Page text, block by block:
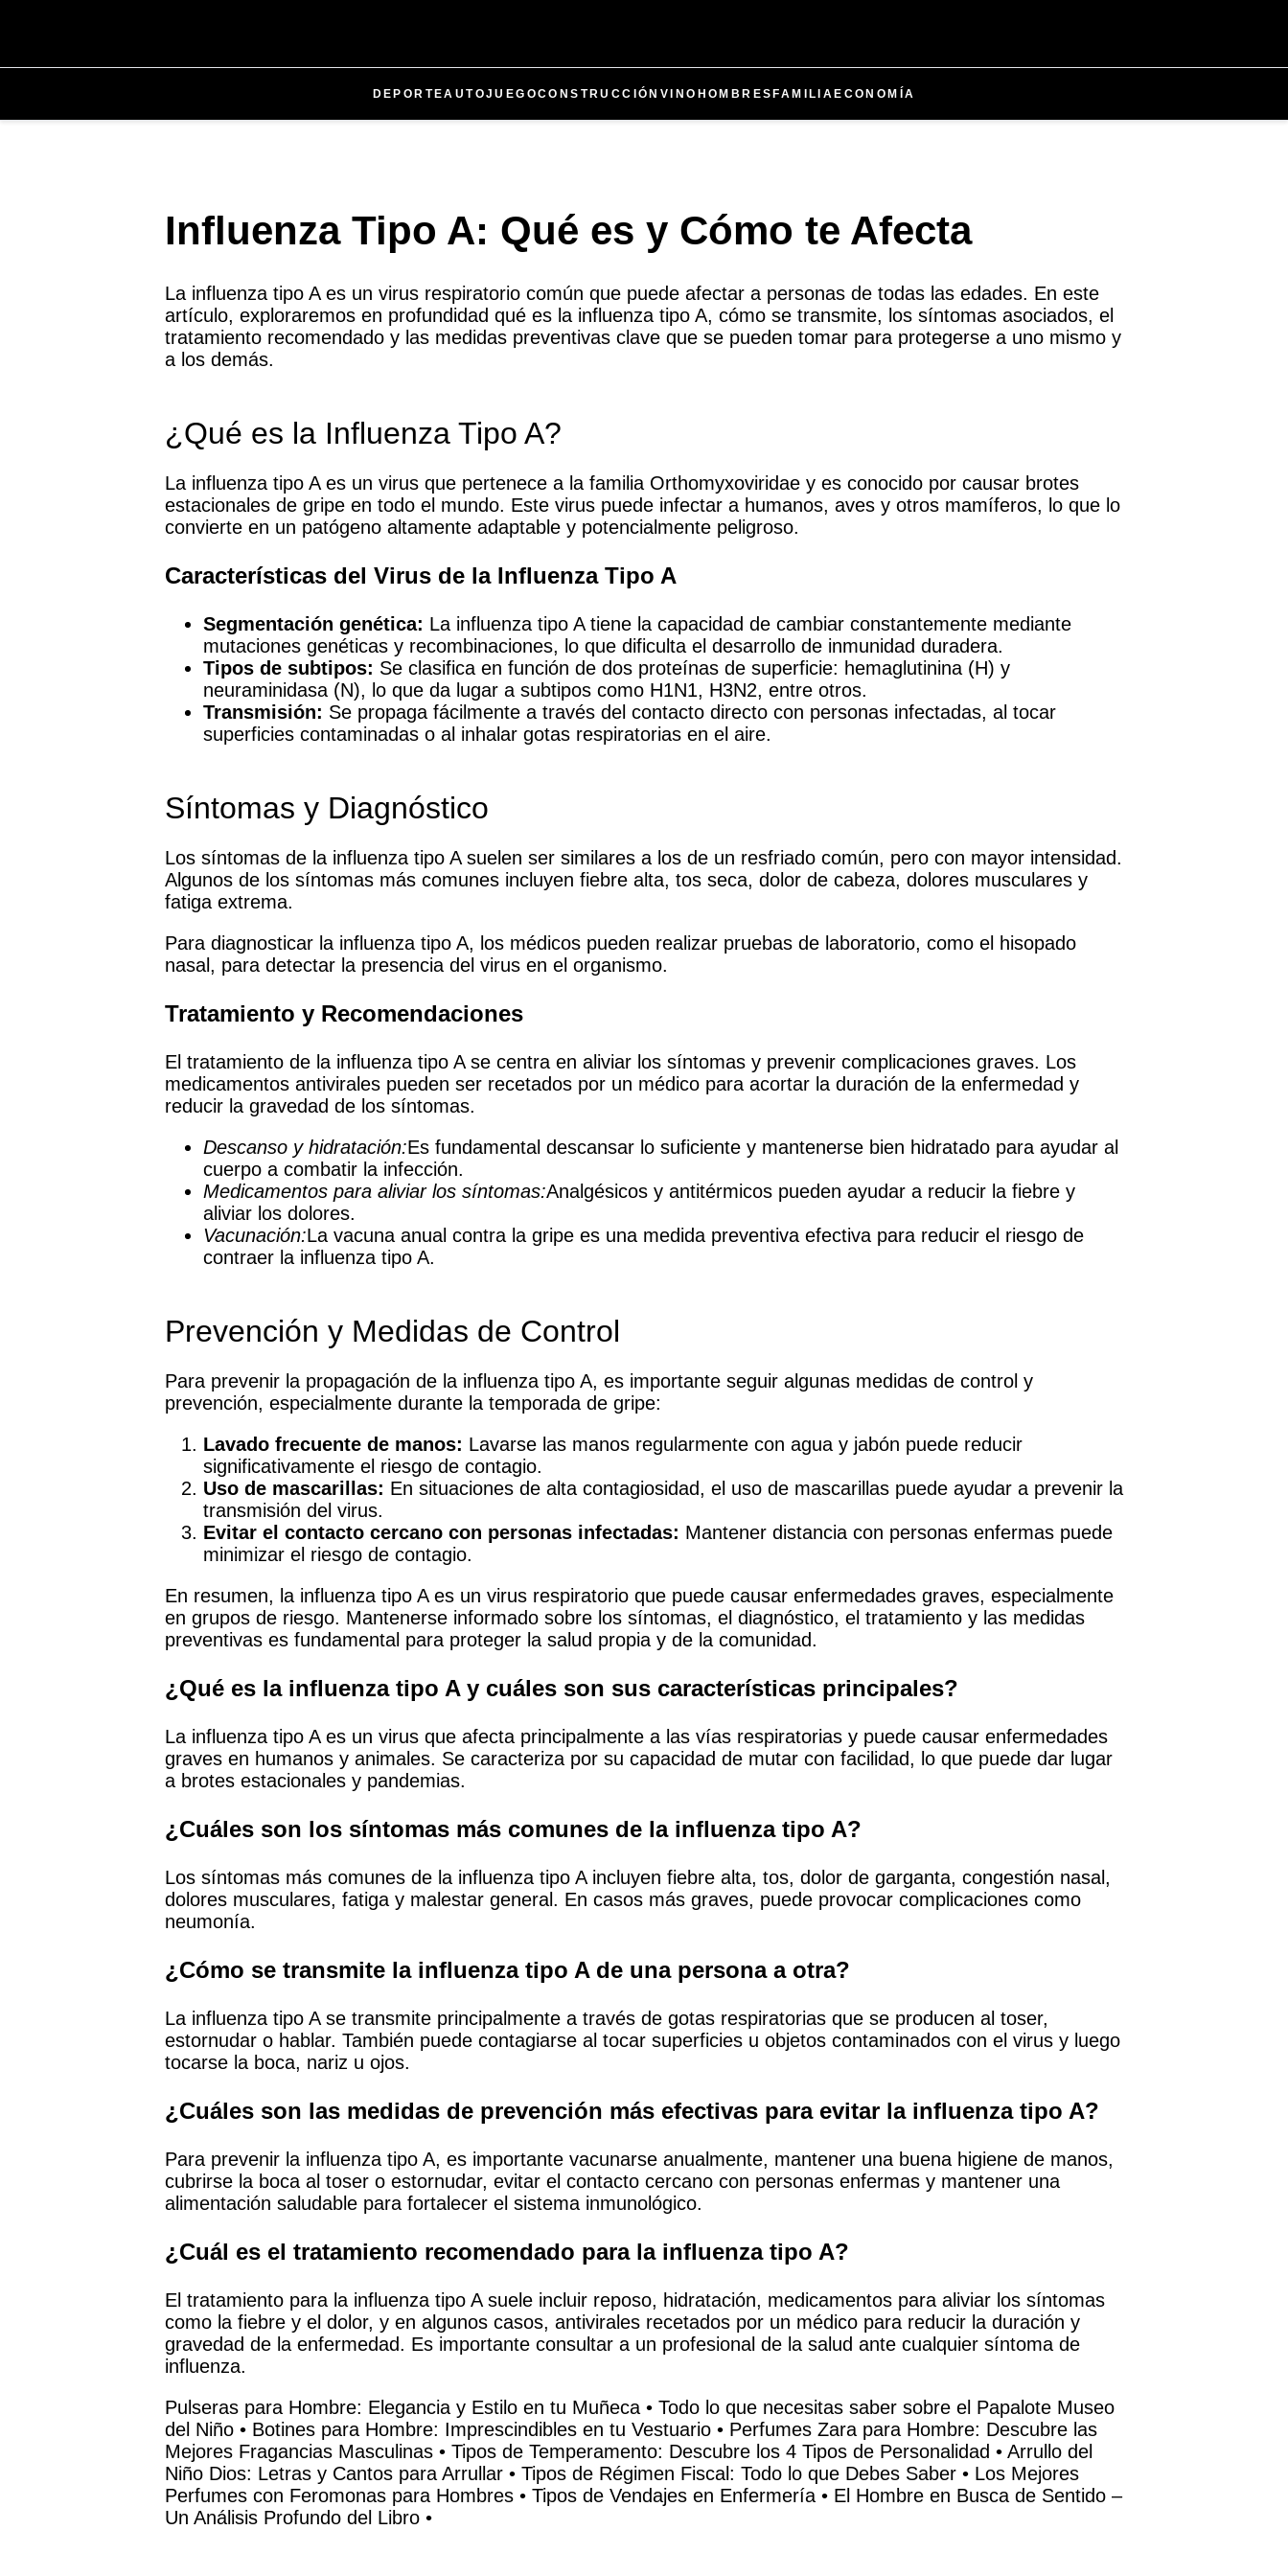
DEPORTEAUTOJUEGOCONSTRUCCIÓN VINO HOMBRES FAMILIA ECONOMÍA
Influenza Tipo A: Qué es y Cómo te Afecta
La influenza tipo A es un virus respiratorio común que puede afectar a personas de todas las edades. En este
artículo, exploraremos en profundidad qué es la influenza tipo A, cómo se transmite, los síntomas asociados, el
tratamiento recomendado y las medidas preventivas clave que se pueden tomar para protegerse a uno mismo y
a los demás.
¿Qué es la Influenza Tipo A?
La influenza tipo A es un virus que pertenece a la familia Orthomyxoviridae y es conocido por causar brotes
estacionales de gripe en todo el mundo. Este virus puede infectar a humanos, aves y otros mamíferos, lo que lo
convierte en un patógeno altamente adaptable y potencialmente peligroso.
Características del Virus de la Influenza Tipo A
Segmentación genética: La influenza tipo A tiene la capacidad de cambiar constantemente mediante
mutaciones genéticas y recombinaciones, lo que dificulta el desarrollo de inmunidad duradera.
Tipos de subtipos: Se clasifica en función de dos proteínas de superficie: hemaglutinina (H) y
neuraminidasa (N), lo que da lugar a subtipos como H1N1, H3N2, entre otros.
Transmisión: Se propaga fácilmente a través del contacto directo con personas infectadas, al tocar
superficies contaminadas o al inhalar gotas respiratorias en el aire.
Síntomas y Diagnóstico
Los síntomas de la influenza tipo A suelen ser similares a los de un resfriado común, pero con mayor intensidad.
Algunos de los síntomas más comunes incluyen fiebre alta, tos seca, dolor de cabeza, dolores musculares y
fatiga extrema.
Para diagnosticar la influenza tipo A, los médicos pueden realizar pruebas de laboratorio, como el hisopado
nasal, para detectar la presencia del virus en el organismo.
Tratamiento y Recomendaciones
El tratamiento de la influenza tipo A se centra en aliviar los síntomas y prevenir complicaciones graves. Los
medicamentos antivirales pueden ser recetados por un médico para acortar la duración de la enfermedad y
reducir la gravedad de los síntomas.
Descanso y hidratación:Es fundamental descansar lo suficiente y mantenerse bien hidratado para ayudar al
cuerpo a combatir la infección.
Medicamentos para aliviar los síntomas:Analgésicos y antitérmicos pueden ayudar a reducir la fiebre y
aliviar los dolores.
Vacunación:La vacuna anual contra la gripe es una medida preventiva efectiva para reducir el riesgo de
contraer la influenza tipo A.
Prevención y Medidas de Control
Para prevenir la propagación de la influenza tipo A, es importante seguir algunas medidas de control y
prevención, especialmente durante la temporada de gripe:
Lavado frecuente de manos: Lavarse las manos regularmente con agua y jabón puede reducir
significativamente el riesgo de contagio.
Uso de mascarillas: En situaciones de alta contagiosidad, el uso de mascarillas puede ayudar a prevenir la
transmisión del virus.
Evitar el contacto cercano con personas infectadas: Mantener distancia con personas enfermas puede
minimizar el riesgo de contagio.
En resumen, la influenza tipo A es un virus respiratorio que puede causar enfermedades graves, especialmente
en grupos de riesgo. Mantenerse informado sobre los síntomas, el diagnóstico, el tratamiento y las medidas
preventivas es fundamental para proteger la salud propia y de la comunidad.
¿Qué es la influenza tipo A y cuáles son sus características principales?
La influenza tipo A es un virus que afecta principalmente a las vías respiratorias y puede causar enfermedades
graves en humanos y animales. Se caracteriza por su capacidad de mutar con facilidad, lo que puede dar lugar
a brotes estacionales y pandemias.
¿Cuáles son los síntomas más comunes de la influenza tipo A?
Los síntomas más comunes de la influenza tipo A incluyen fiebre alta, tos, dolor de garganta, congestión nasal,
dolores musculares, fatiga y malestar general. En casos más graves, puede provocar complicaciones como
neumonía.
¿Cómo se transmite la influenza tipo A de una persona a otra?
La influenza tipo A se transmite principalmente a través de gotas respiratorias que se producen al toser,
estornudar o hablar. También puede contagiarse al tocar superficies u objetos contaminados con el virus y luego
tocarse la boca, nariz u ojos.
¿Cuáles son las medidas de prevención más efectivas para evitar la influenza tipo A?
Para prevenir la influenza tipo A, es importante vacunarse anualmente, mantener una buena higiene de manos,
cubrirse la boca al toser o estornudar, evitar el contacto cercano con personas enfermas y mantener una
alimentación saludable para fortalecer el sistema inmunológico.
¿Cuál es el tratamiento recomendado para la influenza tipo A?
El tratamiento para la influenza tipo A suele incluir reposo, hidratación, medicamentos para aliviar los síntomas
como la fiebre y el dolor, y en algunos casos, antivirales recetados por un médico para reducir la duración y
gravedad de la enfermedad. Es importante consultar a un profesional de la salud ante cualquier síntoma de
influenza.
Pulseras para Hombre: Elegancia y Estilo en tu Muñeca • Todo lo que necesitas saber sobre el Papalote Museo
del Niño • Botines para Hombre: Imprescindibles en tu Vestuario • Perfumes Zara para Hombre: Descubre las
Mejores Fragancias Masculinas • Tipos de Temperamento: Descubre los 4 Tipos de Personalidad • Arrullo del
Niño Dios: Letras y Cantos para Arrullar • Tipos de Régimen Fiscal: Todo lo que Debes Saber • Los Mejores
Perfumes con Feromonas para Hombres • Tipos de Vendajes en Enfermería • El Hombre en Busca de Sentido –
Un Análisis Profundo del Libro •